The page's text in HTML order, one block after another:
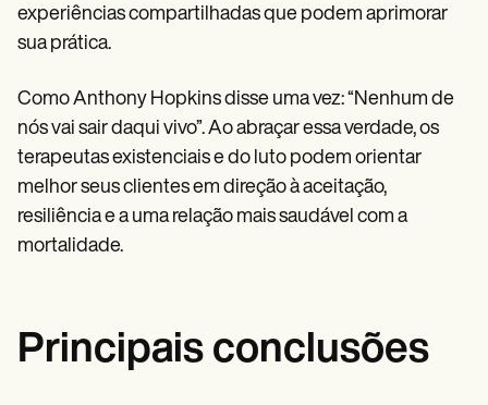
experiências compartilhadas que podem aprimorar
sua prática.
Como Anthony Hopkins disse uma vez: “Nenhum de
nós vai sair daqui vivo”. Ao abraçar essa verdade, os
terapeutas existenciais e do luto podem orientar
melhor seus clientes em direção à aceitação,
resiliência e a uma relação mais saudável com a
mortalidade.
Principais conclusões